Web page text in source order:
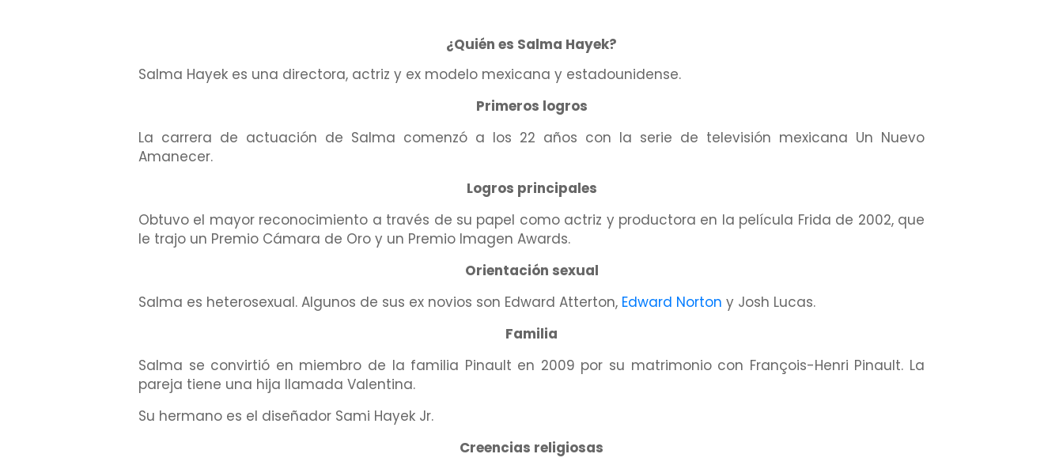
¿Quién es Salma Hayek?
Salma Hayek es una directora, actriz y ex modelo mexicana y estadounidense.
Primeros logros
La carrera de actuación de Salma comenzó a los 22 años con la serie de televisión mexicana Un Nuevo
Amanecer.
Logros principales
Obtuvo el mayor reconocimiento a través de su papel como actriz y productora en la película Frida de 2002, que
le trajo un Premio Cámara de Oro y un Premio Imagen Awards.
Orientación sexual
Salma es heterosexual. Algunos de sus ex novios son Edward Atterton, Edward Norton y Josh Lucas.
Familia
Salma se convirtió en miembro de la familia Pinault en 2009 por su matrimonio con François-Henri Pinault. La
pareja tiene una hija llamada Valentina.
Su hermano es el diseñador Sami Hayek Jr.
Creencias religiosas